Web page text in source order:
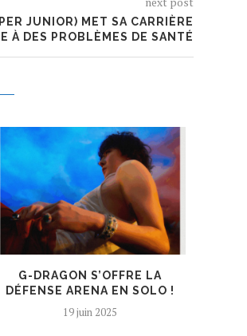
JUNIOR) MET SA CARRIÈRE
À DES PROBLÈMES DE SANTÉ
G-DRAGON S’OFFRE LA
DÉFENSE ARENA EN SOLO !
19 juin 2025